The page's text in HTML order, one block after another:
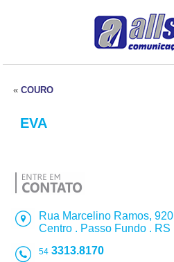
«COURO
EVA
Rua Marcelino Ramos, 920
Centro . Passo Fundo . RS
54 3313.8170